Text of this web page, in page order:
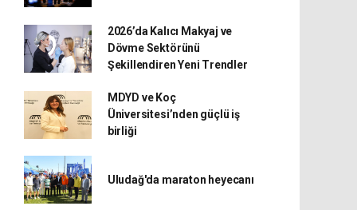
2026’da Kalıcı Makyaj ve
Dövme Sektörünü
Şekillendiren Yeni Trendler
MDYD ve Koç
Üniversitesi’nden güçlü iş
birliği
Uludağ'da maraton heyecanı